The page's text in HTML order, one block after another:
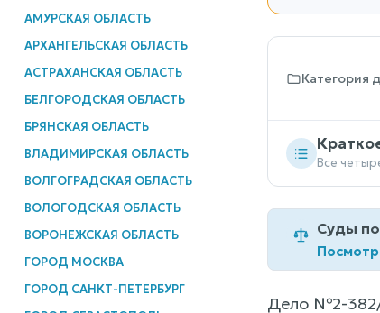
АМУРСКАЯ ОБЛАСТЬ
АРХАНГЕЛЬСКАЯ ОБЛАСТЬ
АСТРАХАНСКАЯ ОБЛАСТЬ
БЕЛГОРОДСКАЯ ОБЛАСТЬ
БРЯНСКАЯ ОБЛАСТЬ
ВЛАДИМИРСКАЯ ОБЛАСТЬ
ВОЛГОГРАДСКАЯ ОБЛАСТЬ
ВОЛОГОДСКАЯ ОБЛАСТЬ
ВОРОНЕЖСКАЯ ОБЛАСТЬ
ГОРОД МОСКВА
ГОРОД САНКТ-ПЕТЕРБУРГ
Категория
Все
Суды
Дело №2-